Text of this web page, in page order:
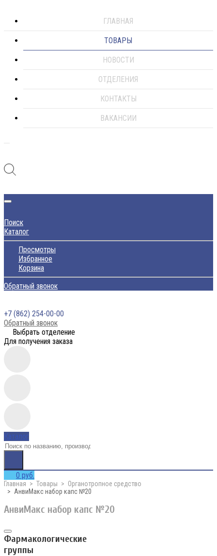
ГЛАВНАЯ
ТОВАРЫ
НОВОСТИ
ОТДЕЛЕНИЯ
КОНТАКТЫ
ВАКАНСИИ
Поиск
Каталог
Просмотры
Избранное
Корзина
Обратный звонок
+7 (862) 254-00-00
Обратный звонок
Выбрать отделение
Для получения заказа
Каталог
0 руб.
Главная Товары
Органотропное средство
АнвиМакс набор капс №20
АнвиМакс набор капс №20
Фармакологические
группы